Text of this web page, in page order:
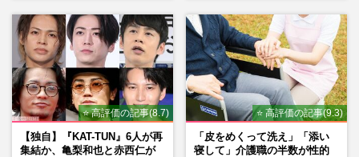
⭐ 高評価の記事(8.7)
【独自】『KAT-TUN』6人が再
集結か、亀梨和也と赤西仁が
⭐ 高評価の記事(9.3)
「皮をめくって洗え」「添い
寝して」介護職の半数が性的